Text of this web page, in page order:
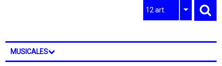
12 art.
MUSICALES